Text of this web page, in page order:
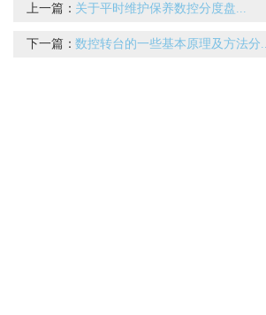
上一篇： 关于平时维护保养数控分度盘...
下一篇：数控转台的一些基本原理及方法分...